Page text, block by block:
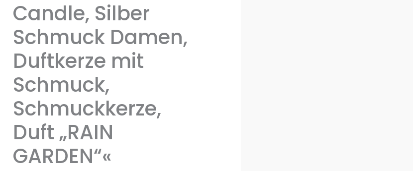
Candle, Silber
Schmuck Damen,
Duftkerze mit
Schmuck,
Schmuckkerze,
Duft „RAIN
GARDEN“«